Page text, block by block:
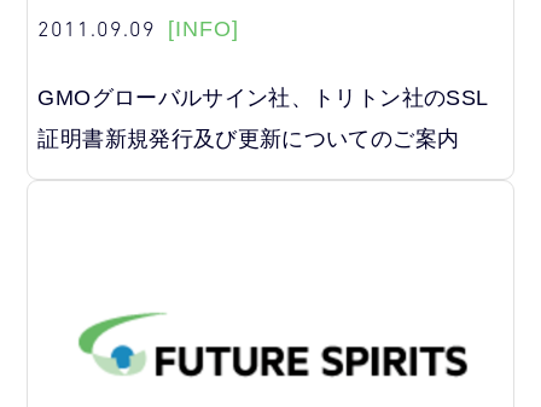
2011.09.09 [INFO]
GMOグローバルサイン社、トリトン社のSSL
証明書新規発行及び更新についてのご案内